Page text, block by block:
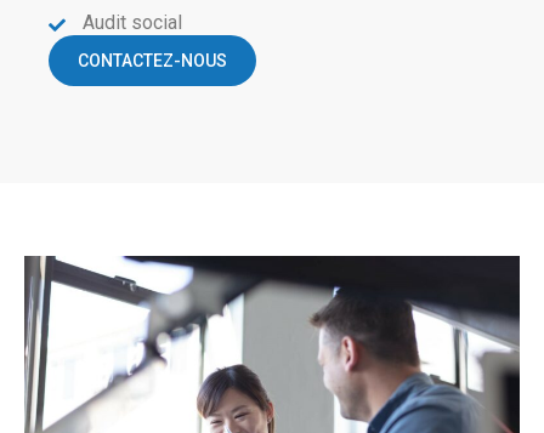
Audit social
CONTACTEZ-NOUS